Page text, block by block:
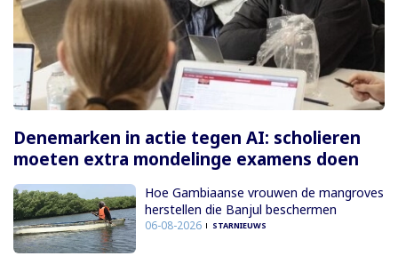
Denemarken in actie tegen AI: scholieren
moeten extra mondelinge examens doen
Hoe Gambiaanse vrouwen de mangroves
herstellen die Banjul beschermen
06-08-2026 STARNIEUWS